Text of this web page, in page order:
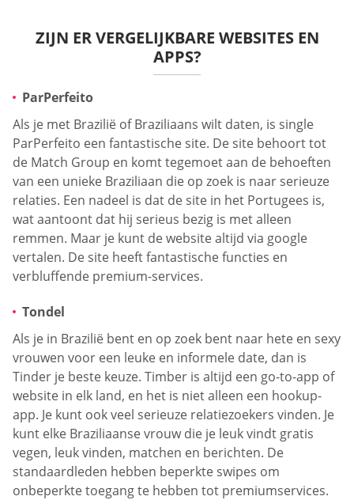
ZIJN ER VERGELIJKBARE WEBSITES EN
APPS?
ParPerfeito
Als je met Brazilië of Braziliaans wilt daten, is single
ParPerfeito een fantastische site. De site behoort tot
de Match Group en komt tegemoet aan de behoeften
van een unieke Braziliaan die op zoek is naar serieuze
relaties. Een nadeel is dat de site in het Portugees is,
wat aantoont dat hij serieus bezig is met alleen
remmen. Maar je kunt de website altijd via google
vertalen. De site heeft fantastische functies en
verbluffende premium-services.
Tondel
Als je in Brazilië bent en op zoek bent naar hete en sexy
vrouwen voor een leuke en informele date, dan is
Tinder je beste keuze. Timber is altijd een go-to-app of
website in elk land, en het is niet alleen een hookup-
app. Je kunt ook veel serieuze relatiezoekers vinden. Je
kunt elke Braziliaanse vrouw die je leuk vindt gratis
vegen, leuk vinden, matchen en berichten. De
standaardleden hebben beperkte swipes om
onbeperkte toegang te hebben tot premiumservices.